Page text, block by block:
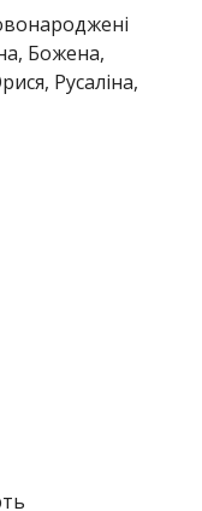
Божена,
Русаліна,